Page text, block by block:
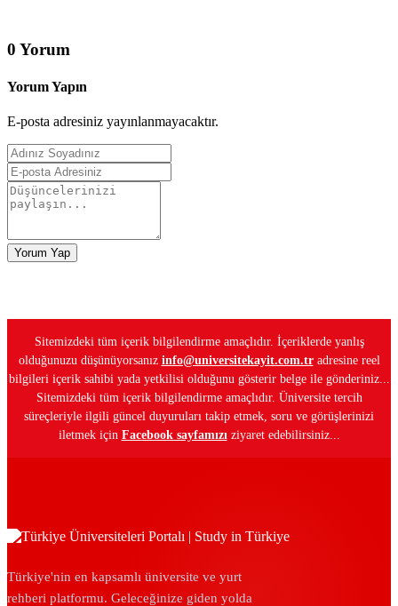
0 Yorum
Yorum Yapın
E-posta adresiniz yayınlanmayacaktır.
Yorum Yap
Sitemizdeki tüm içerik bilgilendirme amaçlıdır. İçeriklerde yanlış
olduğunuzu düşünüyorsanız info@universitekayit.com.tradresine reel
bilgileri içerik sahibi yada yetkilisi olduğunu gösterir belge ile gönderiniz...
Sitemizdeki tüm içerik bilgilendirme amaçlıdır. Üniversite tercih
süreçleriyle ilgili güncel duyuruları takip etmek, soru ve görüşlerinizi
iletmek için Facebook sayfamızı ziyaret edebilirsiniz...
Türkiye'nin en kapsamlı üniversite ve yurt
rehberi platformu. Geleceğinize giden yolda